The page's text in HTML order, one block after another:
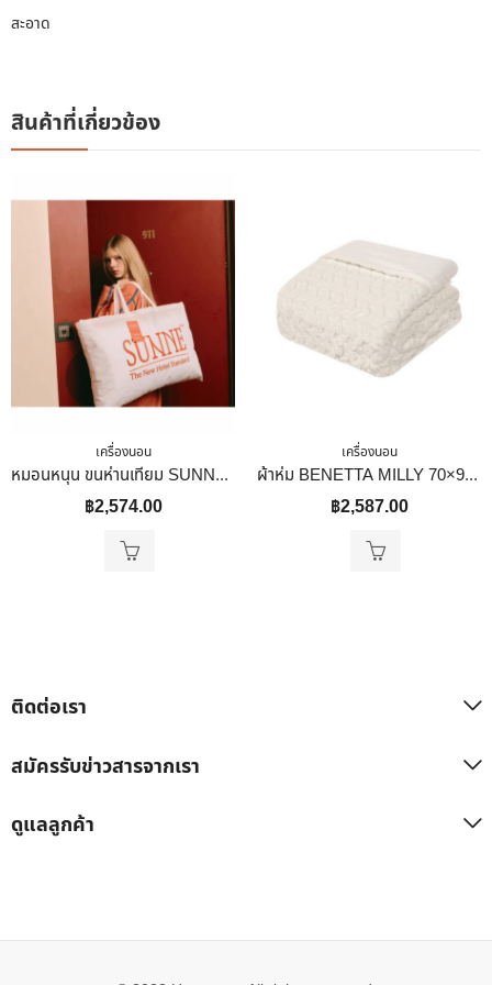
สะอาด
สินค้าที่เกี่ยวข้อง
เครื่องนอน
หมอนหนุน ขนห่านเทียม SUNNE GOOSEHEAVEN 19×29 นิ้ว
฿2,574.00
เครื่องนอน
ผ้าห่ม BENETTA MILLY 70×90 นิ้ว สี CREAM
฿2,587.00
ติดต่อเรา
สมัครรับข่าวสารจากเรา
ดูแลลูกค้า